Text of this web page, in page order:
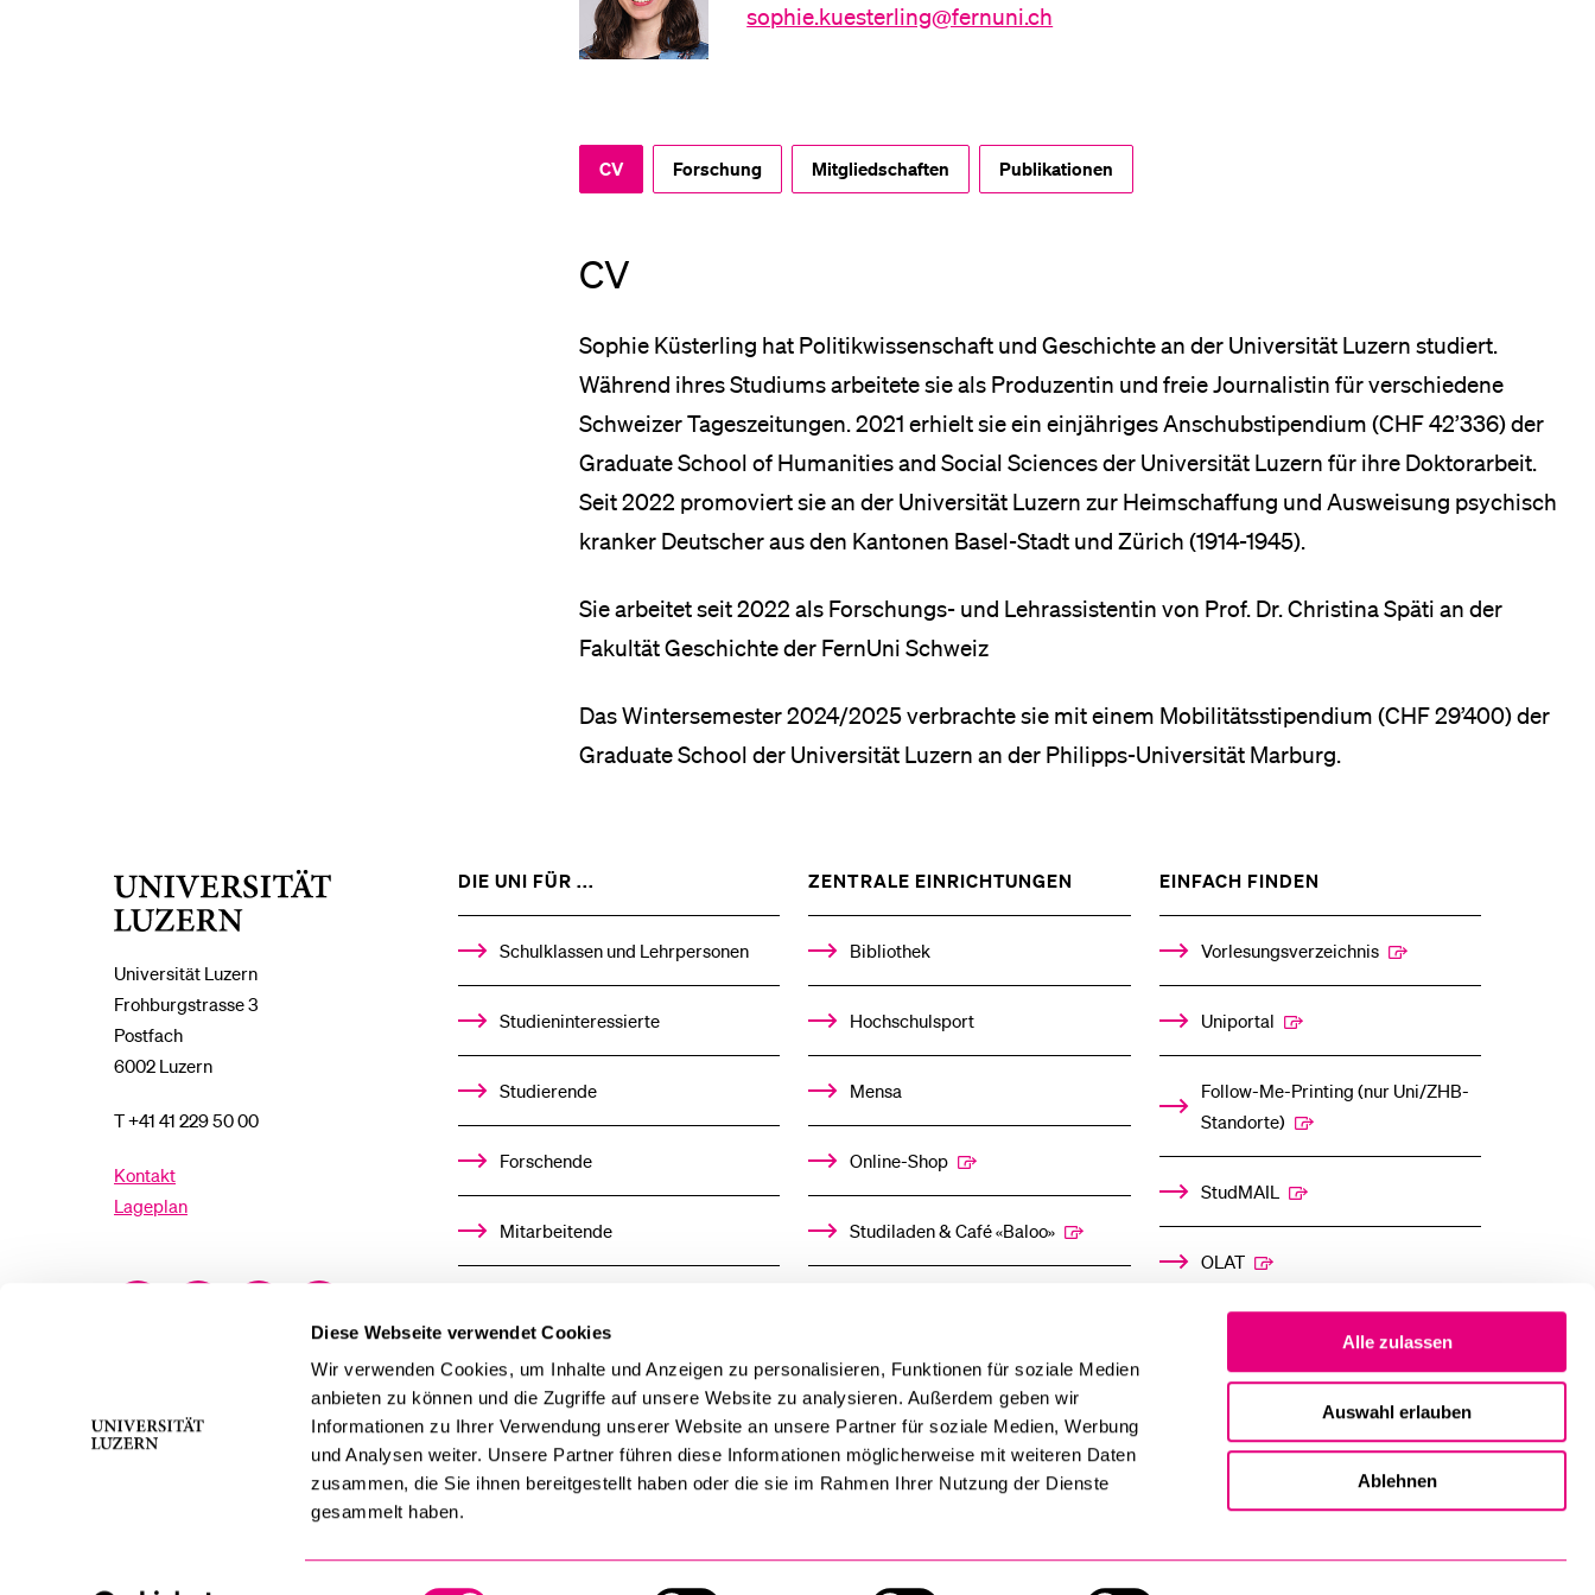
Diese Webseite verwendet Cookies
Wir verwenden Cookies, um Inhalte und Anzeigen zu personalisieren, Funktionen für soziale Medien
anbieten zu können und die Zugriffe auf unsere Website zu analysieren. Außerdem geben wir
Informationen zu Ihrer Verwendung unserer Website an unsere Partner für soziale Medien, Werbung
und Analysen weiter. Unsere Partner führen diese Informationen möglicherweise mit weiteren Daten
zusammen, die Sie ihnen bereitgestellt haben oder die sie im Rahmen Ihrer Nutzung der Dienste
gesammelt haben.
Alle zulassen
Auswahl erlauben
Ablehnen
sophie.kuesterling@fernuni.ch
CV Forschung Mitgliedschaften Publikationen
CV
Sophie Küsterling hat Politikwissenschaft und Geschichte an der Universität Luzern studiert.
Während ihres Studiums arbeitete sie als Produzentin und freie Journalistin für verschiedene
Schweizer Tageszeitungen. 2021 erhielt sie ein einjähriges Anschubstipendium (CHF 42’336) der
Graduate School of Humanities and Social Sciences der Universität Luzern für ihre Doktorarbeit.
Seit 2022 promoviert sie an der Universität Luzern zur Heimschaffung und Ausweisung psychisch
kranker Deutscher aus den Kantonen Basel-Stadt und Zürich (1914-1945).
Sie arbeitet seit 2022 als Forschungs- und Lehrassistentin von Prof. Dr. Christina Späti an der
Fakultät Geschichte der FernUni Schweiz
Das Wintersemester 2024/2025 verbrachte sie mit einem Mobilitätsstipendium (CHF 29’400) der
Graduate School der Universität Luzern an der Philipps-Universität Marburg.
Universität Luzern
Frohburgstrasse 3
Postfach
6002 Luzern
T +41 41 229 50 00
Kontakt
Lageplan
DIE UNI FÜR ...
%1$S
UNTERMENÜ
Schulklassen und Lehrpersonen
Studieninteressierte
Studierende
Forschende
Mitarbeitende
Stellensuchende
Förderer
ZENTRALE EINRICHTUNGEN
%1$S
UNTERMENÜ
Bibliothek
Hochschulsport
Mensa
Online-Shop
Studiladen & Café «Baloo»
EINFACH FINDEN
%1$S
UNTERMENÜ
Vorlesungsverzeichnis
Uniportal
Follow-Me-Printing­ ­(nur Uni/ZHB-
Standorte)
StudMAIL
OLAT
Stellensuchende
Förderer
Anmeldung und Zulassung